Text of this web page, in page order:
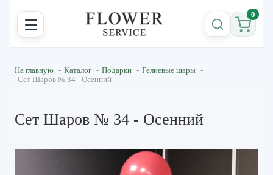
☰ 0
На главную - Каталог - Подарки - Гелиевые шары -
Сет Шаров № 34 - Осенний
Сет Шаров № 34 - Осенний